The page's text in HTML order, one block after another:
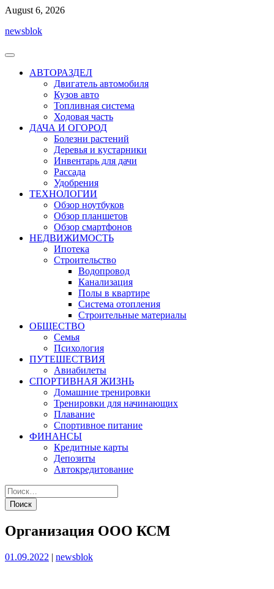
Перейти
содержимому
August 6, 2026
newsblok
АВТОРАЗДЕЛ
Двигатель автомобиля
Кузов авто
Топливная система
Ходовая часть
ДАЧА И ОГОРОД
Болезни растений
Деревья и кустарники
Инвентарь для дачи
Рассада
Удобрения
ТЕХНОЛОГИИ
Обзор ноутбуков
Обзор планшетов
Обзор смартфонов
НЕДВИЖИМОСТЬ
Ипотека
Строительство
Водопровод
Канализация
Полы в квартире
Система отопления
Строительные материалы
ОБЩЕСТВО
Семья
Психология
ПУТЕШЕСТВИЯ
Авиабилеты
СПОРТИВНАЯ ЖИЗНЬ
Домашние тренировки
Тренировки для начинающих
Плавание
Спортивное питание
ФИНАНСЫ
Кредитные карты
Депозиты
Автокредитование
Организация ООО КСМ
Опубликовано
01.09.2022 | Опубликовано
newsblok